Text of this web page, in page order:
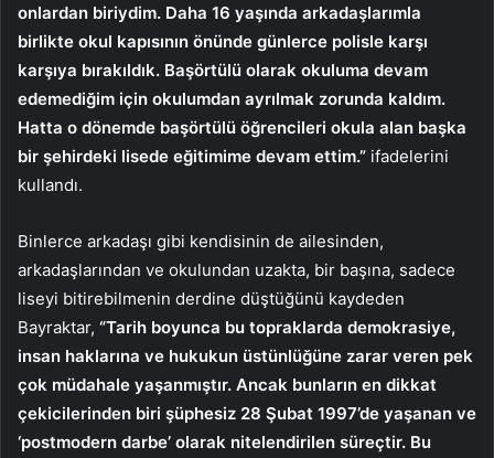
onlardan biriydim. Daha 16 yaşında arkadaşlarımla
birlikte okul kapısının önünde günlerce polisle karşı
karşıya bırakıldık. Başörtülü olarak okuluma devam
edemediğim için okulumdan ayrılmak zorunda kaldım.
Hatta o dönemde başörtülü öğrencileri okula alan başka
bir şehirdeki lisede eğitimime devam ettim.” ifadelerini
kullandı.
Binlerce arkadaşı gibi kendisinin de ailesinden,
arkadaşlarından ve okulundan uzakta, bir başına, sadece
liseyi bitirebilmenin derdine düştüğünü kaydeden
Bayraktar, “Tarih boyunca bu topraklarda demokrasiye,
insan haklarına ve hukukun üstünlüğüne zarar veren pek
çok müdahale yaşanmıştır. Ancak bunların en dikkat
çekicilerinden biri şüphesiz 28 Şubat 1997’de yaşanan ve
‘postmodern darbe’ olarak nitelendirilen süreçtir. Bu